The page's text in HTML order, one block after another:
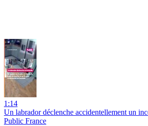
1:14
Un labrador déclenche accidentellement un
Public France